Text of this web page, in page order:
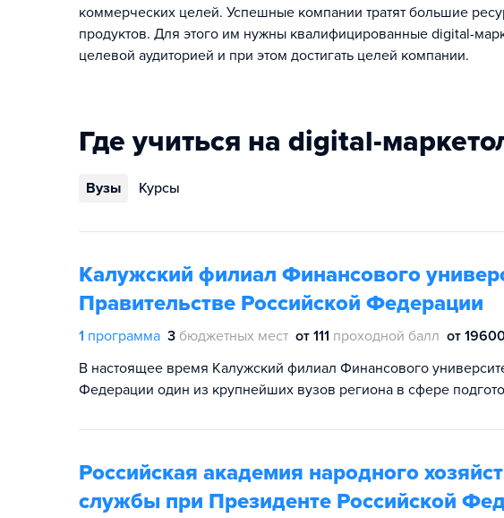
коммерческих целей. Успешные компании тратят большие
продуктов. Для этого им нужны квалифицированные digital-
целевой аудиторией и при этом достигать целей компании.
Где учиться на digital-
Вузы Курсы
Калужский филиал Финансового
Правительстве Российской Федерации
1 программа 3 бюджетных мест от 111 проходной балл от
В настоящее время Калужский филиал Финансового
Федерации один из крупнейших вузов региона в сфере
Российская академия народного
службы при Президенте Российской